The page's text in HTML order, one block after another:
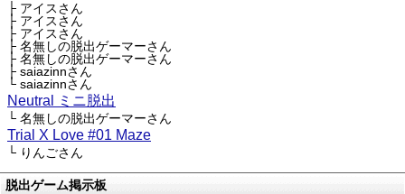
├ アイスさん
├ アイスさん
├ アイスさん
├ 名無しの脱出ゲーマーさん
├ 名無しの脱出ゲーマーさん
├ saiazinnさん
└ saiazinnさん
Neutral ミニ脱出
└ 名無しの脱出ゲーマーさん
Trial X Love #01 Maze
└ りんごさん
脱出ゲーム掲示板